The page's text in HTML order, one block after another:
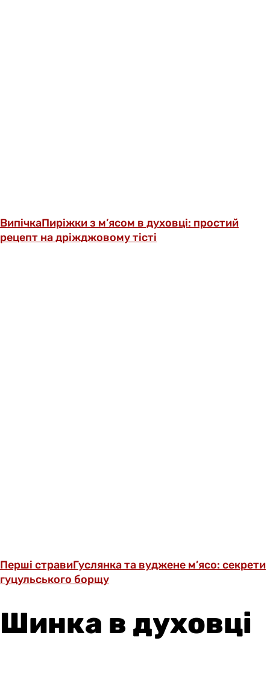
ВипічкаПиріжки з м’ясом в духовці: простий
рецепт на дріжджовому тісті
Перші стравиГуслянка та вуджене м’ясо: секрети
гуцульського борщу
Шинка в духовці